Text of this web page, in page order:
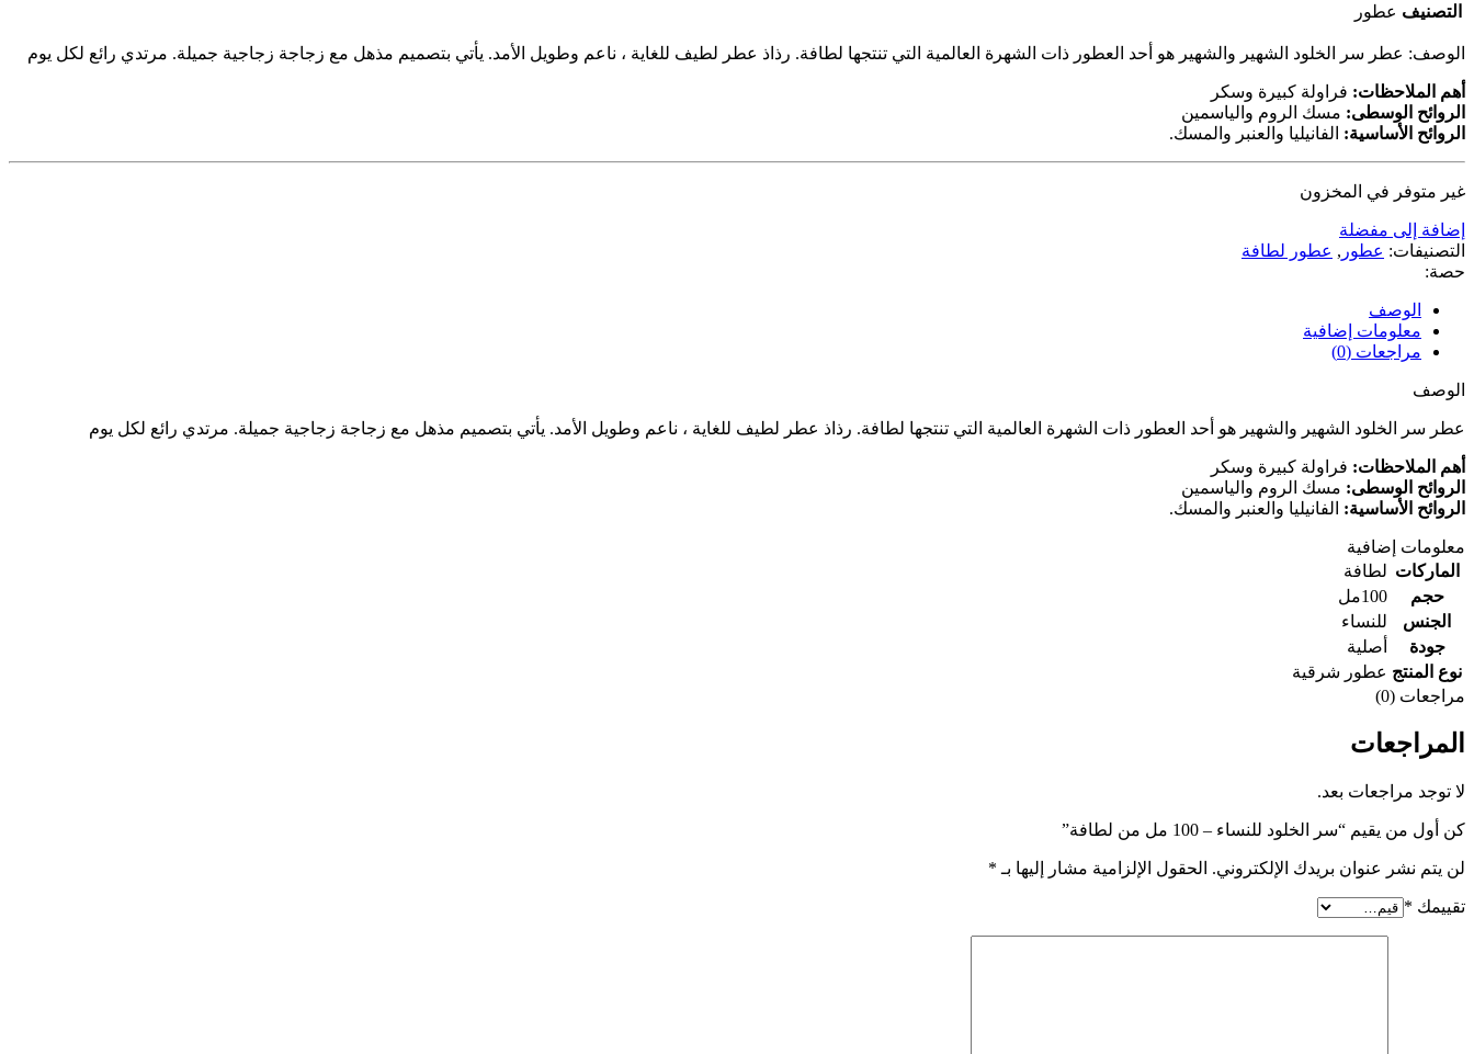
التصنيف عطور
الوصف: عطر سر الخلود الشهير والشهير هو أحد العطور ذات الشهرة العالمية التي تنتجها لطافة. رذاذ عطر لطيف للغاية ، ناعم وطويل الأمد. يأتي بتصميم مذهل مع زجاجة زجاجية جميلة. مرتدي رائع لكل يوم
أهم الملاحظات: فراولة كبيرة وسكر
الروائح الوسطى: مسك الروم والياسمين
الروائح الأساسية: الفانيليا والعنبر والمسك.
غير متوفر في المخزون
إضافة إلى مفضلة
التصنيفات: عطور , عطور لطافة
حصة:
الوصف
معلومات إضافية
مراجعات (0)
الوصف
عطر سر الخلود الشهير والشهير هو أحد العطور ذات الشهرة العالمية التي تنتجها لطافة. رذاذ عطر لطيف للغاية ، ناعم وطويل الأمد. يأتي بتصميم مذهل مع زجاجة زجاجية جميلة. مرتدي رائع لكل يوم
أهم الملاحظات: فراولة كبيرة وسكر
الروائح الوسطى: مسك الروم والياسمين
الروائح الأساسية: الفانيليا والعنبر والمسك.
معلومات إضافية
الماركات لطافة
حجم
100مل
الجنس
للنساء
جودة
أصلية
نوع المنتج عطور شرقية
مراجعات (0)
المراجعات
لا توجد مراجعات بعد.
كن أول من يقيم “سر الخلود للنساء – 100 مل من لطافة”
لن يتم نشر عنوان بريدك الإلكتروني. الحقول الإلزامية مشار إليها بـ *
تقييمك *